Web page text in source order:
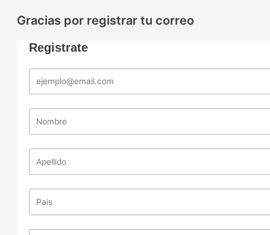
Gracias por registrar tu correo
Registrate